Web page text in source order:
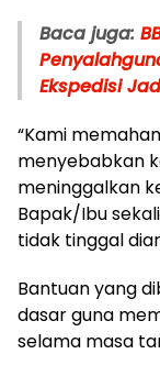
Baca juga:
Ekspedisi
“Kami
menyebabkan
meninggalkan
Bapak/Ibu
tidak tinggal
Bantuan yang
dasar guna
selama masa